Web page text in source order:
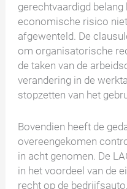
gerechtvaardigd
economische risico
afgewenteld. De
om organisatorische
de taken van de
verandering in de
stopzetten van het
Bovendien heeft de
overeengekomen
in acht genomen. De
in het voordeel van de
recht op de